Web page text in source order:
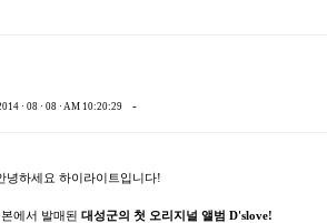
· 08 · 08 · AM 10:20:29-
녕하세요 하이라이트입니다!
에서 발매된 대성군의 첫 오리지널 앨범 D'slove!